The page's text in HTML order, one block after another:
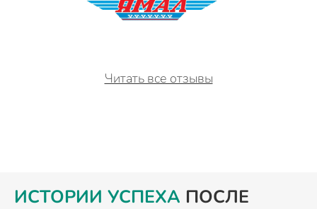
Читать все отзывы
ИСТОРИИ УСПЕХА ПОСЛЕ